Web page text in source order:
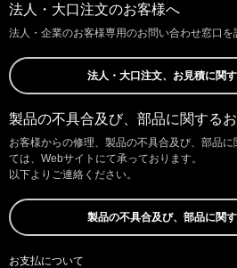
法人・大口注文のお客様へ
法人・企業のお客様専用のお問い合わせ窓口を
法人・大口注文、お見積に関
製品の不具合及び、部品に関する
お客様からの修理、製品の不具合及び、部品
ては、Webサイトにて承っております。
以下よりご連絡ください。
製品の不具合及び、部品に関
お支払について